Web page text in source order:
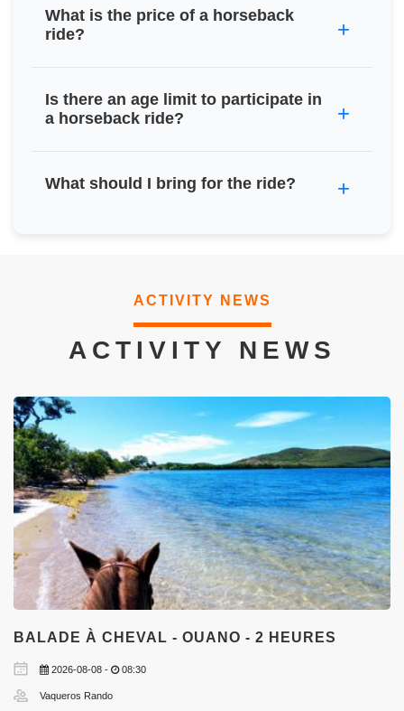
What is the price of a horseback
ride?
Is there an age limit to participate in
a horseback ride?
What should I bring for the ride?
ACTIVITY NEWS
ACTIVITY NEWS
BALADE À CHEVAL - OUANO - 2 HEURES
2026-08-08 - 08:30
Vaqueros Rando